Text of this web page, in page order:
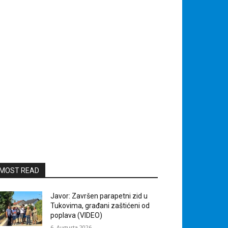
READ
Javor: Završen parapetni zid u
Tukovima, građani zaštićeni od
poplava (VIDEO)